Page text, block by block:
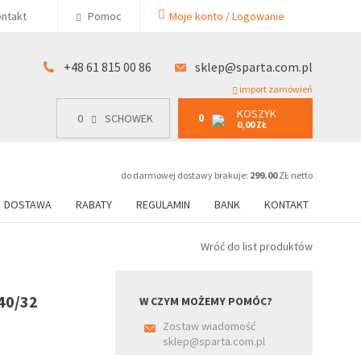
Pomoc Moje konto / Logowanie
+48 61 815 00 86 sklep@sparta.com.pl
import zamówień
0 SCHOWEK 0 KOSZYK
0,00 ZŁ
do darmowej dostawy brakuje: 299.00ZŁ netto
DOSTAWA RABATY REGULAMIN BANK KONTAKT
0 SCHOWEK 0 KOSZYK
0,00 ZŁ
00 86
Wróć do list produktów
32
W CZYM MOŻEMY POMÓC?
Zostaw wiadomość
sklep@sparta.com.pl